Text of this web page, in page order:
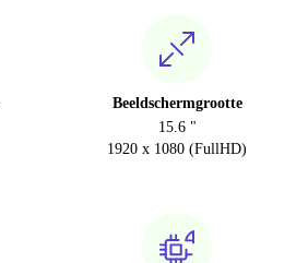
Beeldschermgrootte
15.6 "
1920 x 1080 (FullHD)